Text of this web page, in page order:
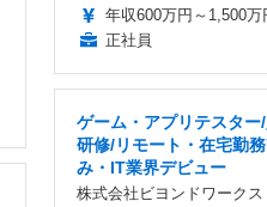
年収600万円～1,500万
正社員
ゲーム・アプリテスター
研修/リモート・在宅勤
み・IT業界デビュー
株式会社ビヨンドワークス